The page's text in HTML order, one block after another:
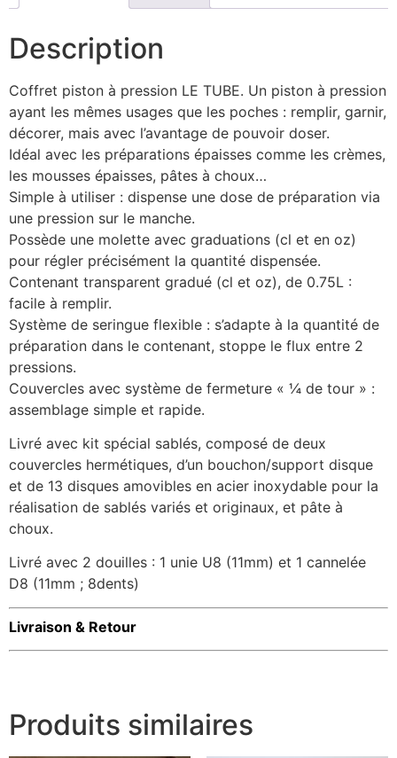
Description
Coffret piston à pression LE TUBE. Un piston à pression
ayant les mêmes usages que les poches : remplir, garnir,
décorer, mais avec l’avantage de pouvoir doser.
Idéal avec les préparations épaisses comme les crèmes,
les mousses épaisses, pâtes à choux…
Simple à utiliser : dispense une dose de préparation via
une pression sur le manche.
Possède une molette avec graduations (cl et en oz)
pour régler précisément la quantité dispensée.
Contenant transparent gradué (cl et oz), de 0.75L :
facile à remplir.
Système de seringue flexible : s’adapte à la quantité de
préparation dans le contenant, stoppe le flux entre 2
pressions.
Couvercles avec système de fermeture « ¼ de tour » :
assemblage simple et rapide.
Livré avec kit spécial sablés, composé de deux
couvercles hermétiques, d’un bouchon/support disque
et de 13 disques amovibles en acier inoxydable pour la
réalisation de sablés variés et originaux, et pâte à
choux.
Livré avec 2 douilles : 1 unie U8 (11mm) et 1 cannelée
D8 (11mm ; 8dents)
Livraison & Retour
Produits similaires